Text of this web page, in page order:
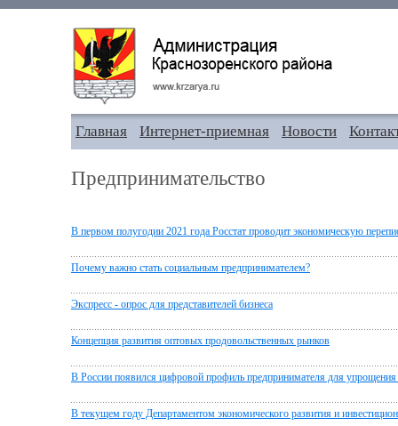
Главная Интернет-приемная Новости
Предпринимательство
В первом полугодии 2021 года Росстат проводит экономическую
Почему важно стать социальным предпринимателем?
Экспресс - опрос для представителей бизнеса
Концепция развития оптовых продовольственных рынков
В России появился цифровой профиль предпринимателя для
В текущем году Департаментом экономического развития и